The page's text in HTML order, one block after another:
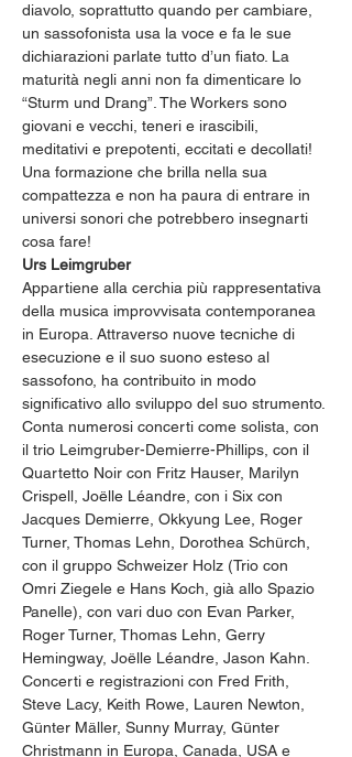
diavolo, soprattutto quando per cambiare,
un sassofonista usa la voce e fa le sue
dichiarazioni parlate tutto d’un fiato. La
maturità negli anni non fa dimenticare lo
“Sturm und Drang”. The Workers sono
giovani e vecchi, teneri e irascibili,
meditativi e prepotenti, eccitati e decollati!
Una formazione che brilla nella sua
compattezza e non ha paura di entrare in
universi sonori che potrebbero insegnarti
cosa fare!
Urs Leimgruber
Appartiene alla cerchia più rappresentativa
della musica improvvisata contemporanea
in Europa. Attraverso nuove tecniche di
esecuzione e il suo suono esteso al
sassofono, ha contribuito in modo
significativo allo sviluppo del suo strumento.
Conta numerosi concerti come solista, con
il trio Leimgruber-Demierre-Phillips, con il
Quartetto Noir con Fritz Hauser, Marilyn
Crispell, Joëlle Léandre, con i Six con
Jacques Demierre, Okkyung Lee, Roger
Turner, Thomas Lehn, Dorothea Schürch,
con il gruppo Schweizer Holz (Trio con
Omri Ziegele e Hans Koch, già allo Spazio
Panelle), con vari duo con Evan Parker,
Roger Turner, Thomas Lehn, Gerry
Hemingway, Joëlle Léandre, Jason Kahn.
Concerti e registrazioni con Fred Frith,
Steve Lacy, Keith Rowe, Lauren Newton,
Günter Mäller, Sunny Murray, Günter
Christmann in Europa, Canada, USA e